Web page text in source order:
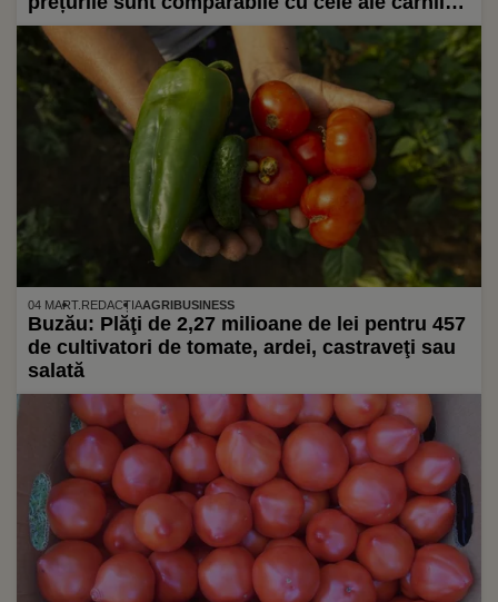
de vită / La cât ar putea ajunge kilogramul de
Paște
04 MART. REDACȚIAAGRIBUSINESS
Buzău: Plăţi de 2,27 milioane de lei pentru 457
de cultivatori de tomate, ardei, castraveţi sau
salată